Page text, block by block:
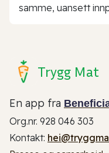
samme, uansett
Trygg Mat
En app fra
Org.nr. 928 046 303
Kontakt: